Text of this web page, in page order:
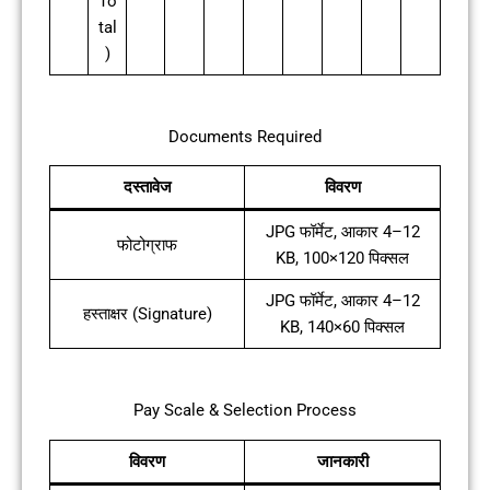
tal
)
Documents Required
दस्तावेज विवरण
फोटोग्राफ
JPG फॉर्मेट, आकार 4–12
KB, 100×120 पिक्सल
हस्ताक्षर (Signature)
JPG फॉर्मेट, आकार 4–12
KB, 140×60 पिक्सल
Pay Scale & Selection Process
विवरण जानकारी